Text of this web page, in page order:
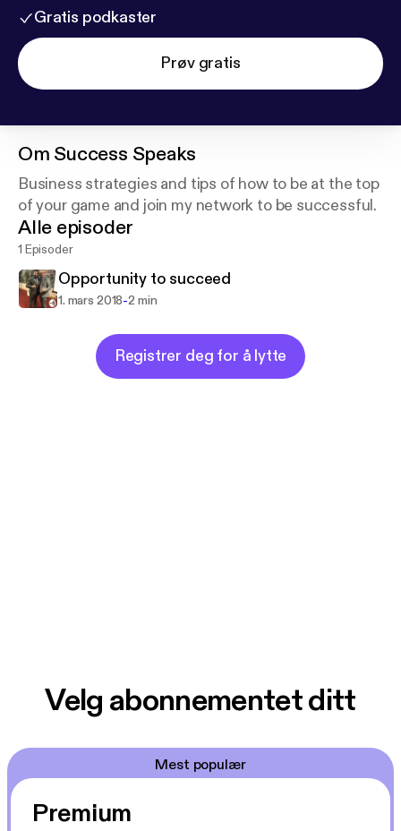
Gratis podkaster
Prøv gratis
Om Success Speaks
Business strategies and tips of how to be at the top
of your game and join my network to be successful.
Alle episoder
1 Episoder
Opportunity to succeed
1. mars 2018-2 min
Registrer deg for å lytte
Velg abonnementet ditt
Mest populær
Premium